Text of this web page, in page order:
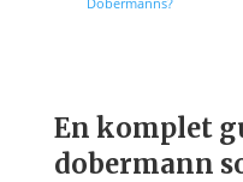
En komplet
dobermann